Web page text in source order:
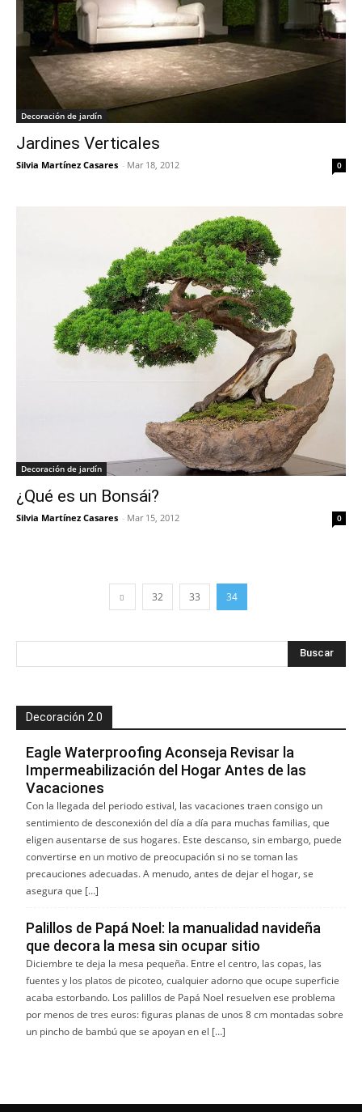
Decoración de jardín
Jardines Verticales
Silvia Martínez Casares - Mar 18, 2012 0
Decoración de jardín
¿Qué es un Bonsái?
Silvia Martínez Casares - Mar 15, 2012 0
32 33 34
Decoración 2.0
Eagle Waterproofing Aconseja Revisar la
Impermeabilización del Hogar Antes de las
Vacaciones
Con la llegada del periodo estival, las vacaciones traen consigo un
sentimiento de desconexión del día a día para muchas familias, que
eligen ausentarse de sus hogares. Este descanso, sin embargo, puede
convertirse en un motivo de preocupación si no se toman las
precauciones adecuadas. A menudo, antes de dejar el hogar, se
asegura que […]
Palillos de Papá Noel: la manualidad navideña
que decora la mesa sin ocupar sitio
Diciembre te deja la mesa pequeña. Entre el centro, las copas, las
fuentes y los platos de picoteo, cualquier adorno que ocupe superficie
acaba estorbando. Los palillos de Papá Noel resuelven ese problema
por menos de tres euros: figuras planas de unos 8 cm montadas sobre
un pincho de bambú que se apoyan en el […]